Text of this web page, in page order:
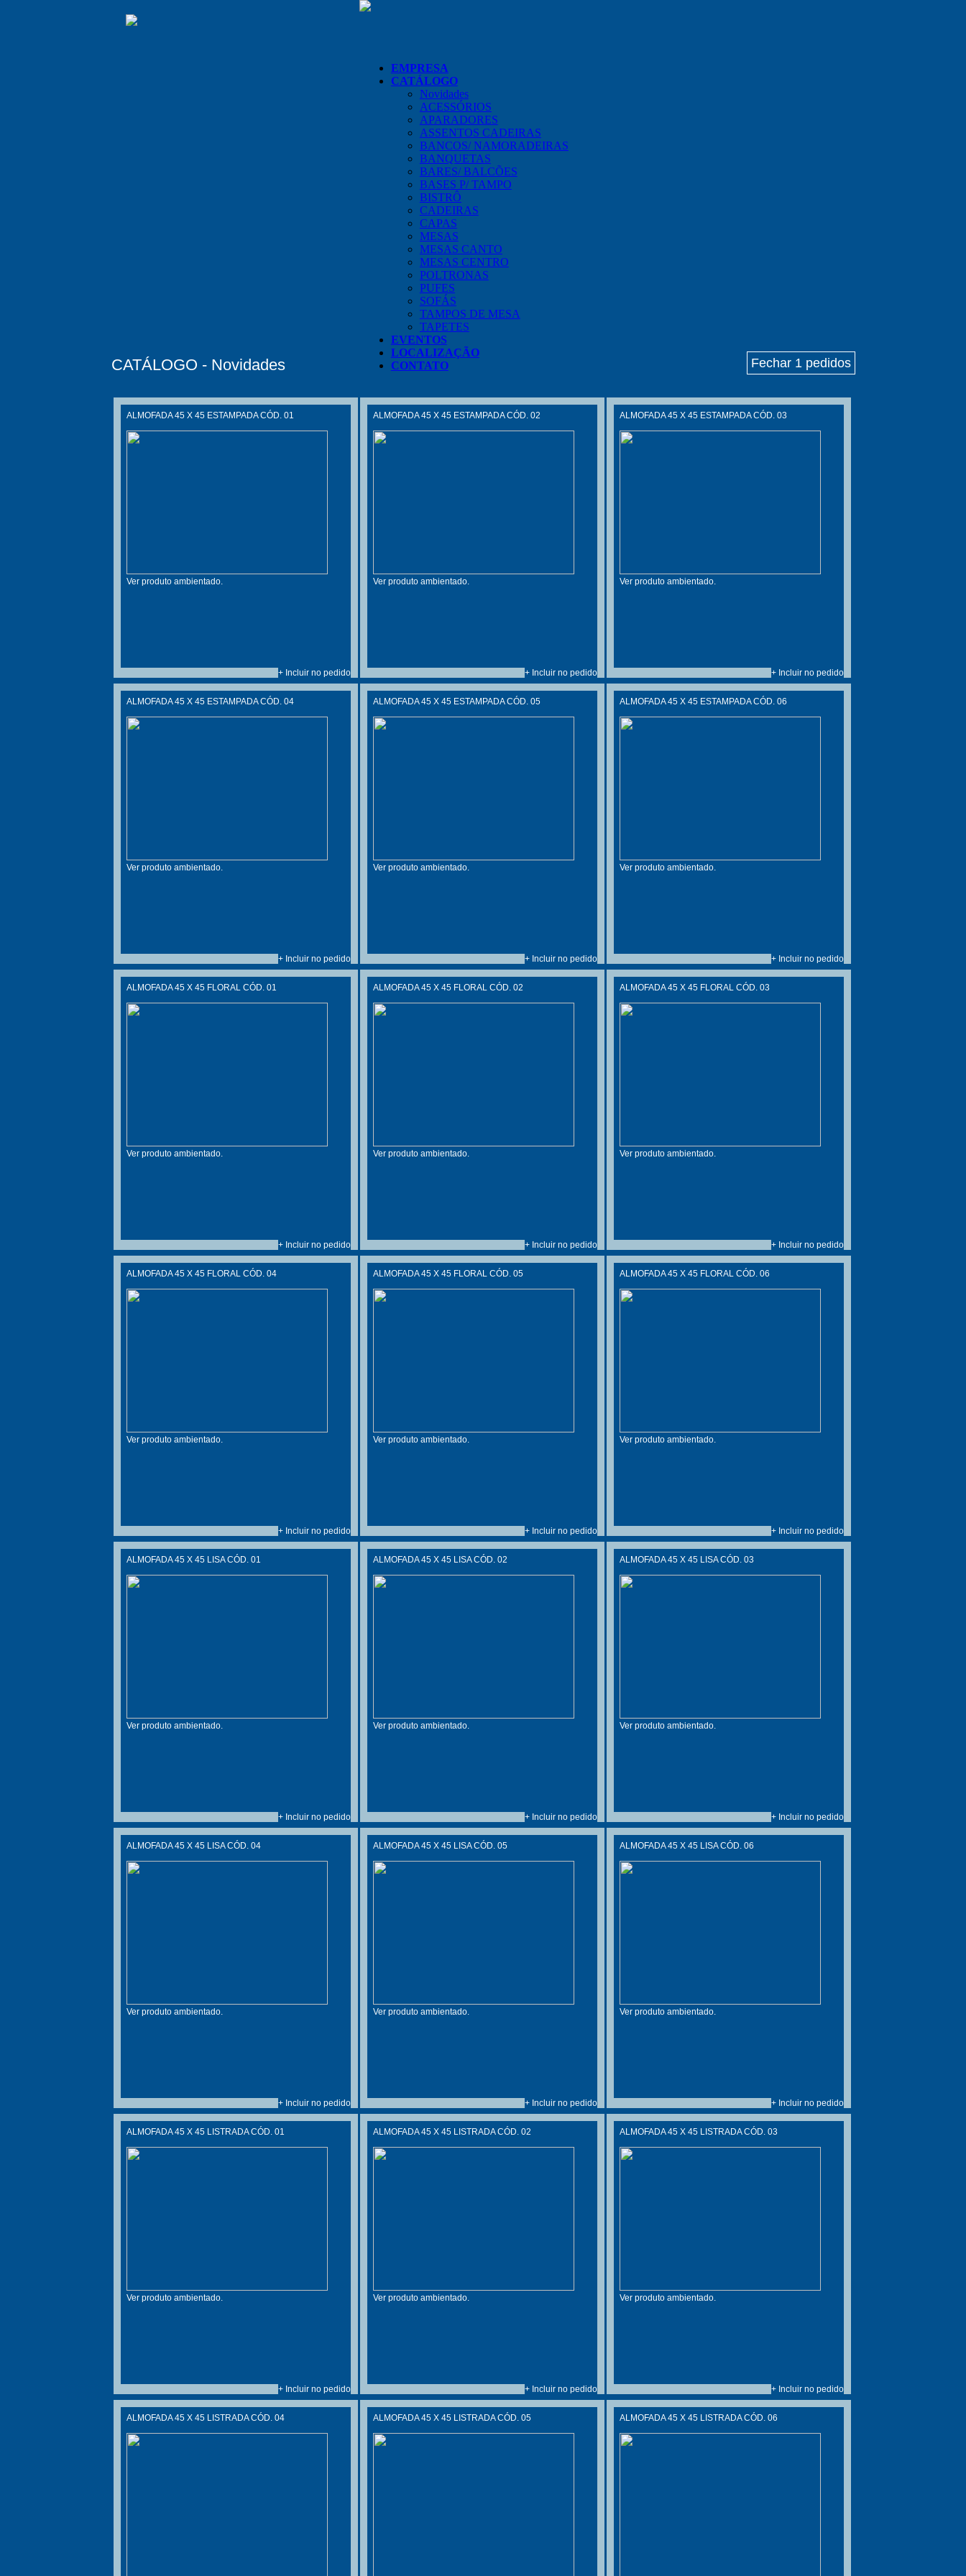
EMPRESA
CATÁLOGO
Novidades
ACESSÓRIOS
APARADORES
ASSENTOS CADEIRAS
BANCOS/ NAMORADEIRAS
BANQUETAS
BARES/ BALCÕES
BASES P/ TAMPO
BISTRÔ
CADEIRAS
CAPAS
MESAS
MESAS CANTO
MESAS CENTRO
POLTRONAS
PUFES
SOFÁS
TAMPOS DE MESA
TAPETES
EVENTOS
LOCALIZAÇÃO
CONTATO
CATÁLOGO - Novidades Fechar 1 pedidos
ALMOFADA 45 X 45 ESTAMPADA CÓD. 01
Ver produto ambientado.
+ Incluir no pedido
ALMOFADA 45 X 45 ESTAMPADA CÓD. 02
Ver produto ambientado.
+ Incluir no pedido
ALMOFADA 45 X 45 ESTAMPADA CÓD. 03
Ver produto ambientado.
+ Incluir no pedido
ALMOFADA 45 X 45 ESTAMPADA CÓD. 04
Ver produto ambientado.
+ Incluir no pedido
ALMOFADA 45 X 45 ESTAMPADA CÓD. 05
Ver produto ambientado.
+ Incluir no pedido
ALMOFADA 45 X 45 ESTAMPADA CÓD. 06
Ver produto ambientado.
+ Incluir no pedido
ALMOFADA 45 X 45 FLORAL CÓD. 01
Ver produto ambientado.
+ Incluir no pedido
ALMOFADA 45 X 45 FLORAL CÓD. 02
Ver produto ambientado.
+ Incluir no pedido
ALMOFADA 45 X 45 FLORAL CÓD. 03
Ver produto ambientado.
+ Incluir no pedido
ALMOFADA 45 X 45 FLORAL CÓD. 04
Ver produto ambientado.
+ Incluir no pedido
ALMOFADA 45 X 45 FLORAL CÓD. 05
Ver produto ambientado.
+ Incluir no pedido
ALMOFADA 45 X 45 FLORAL CÓD. 06
Ver produto ambientado.
+ Incluir no pedido
ALMOFADA 45 X 45 LISA CÓD. 01
Ver produto ambientado.
+ Incluir no pedido
ALMOFADA 45 X 45 LISA CÓD. 02
Ver produto ambientado.
+ Incluir no pedido
ALMOFADA 45 X 45 LISA CÓD. 03
Ver produto ambientado.
+ Incluir no pedido
ALMOFADA 45 X 45 LISA CÓD. 04
Ver produto ambientado.
+ Incluir no pedido
ALMOFADA 45 X 45 LISA CÓD. 05
Ver produto ambientado.
+ Incluir no pedido
ALMOFADA 45 X 45 LISA CÓD. 06
Ver produto ambientado.
+ Incluir no pedido
ALMOFADA 45 X 45 LISTRADA CÓD. 01
Ver produto ambientado.
+ Incluir no pedido
ALMOFADA 45 X 45 LISTRADA CÓD. 02
Ver produto ambientado.
+ Incluir no pedido
ALMOFADA 45 X 45 LISTRADA CÓD. 03
Ver produto ambientado.
+ Incluir no pedido
ALMOFADA 45 X 45 LISTRADA CÓD. 04 ALMOFADA 45 X 45 LISTRADA CÓD. 05 ALMOFADA 45 X 45 LISTRADA CÓD. 06